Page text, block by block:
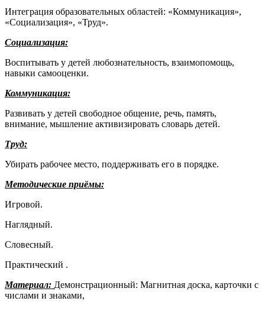
Интеграция образовательных областей: «Коммуникация»,
«Социализация», «Труд».
Социализация:
Воспитывать у детей любознательность, взаимопомощь,
навыки самооценки.
Коммуникация:
Развивать у детей свободное общение, речь, память,
внимание, мышление активизировать словарь детей.
Труд:
Убирать рабочее место, поддерживать его в порядке.
Методические приёмы:
Игровой.
Наглядный.
Словесный.
Практический .
Материал: Демонстрационный: Магнитная доска, карточки с
числами и знаками,